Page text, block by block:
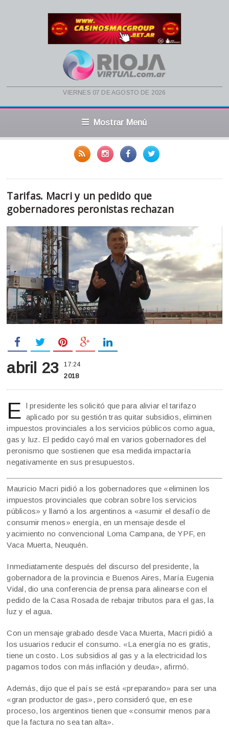
viernes 07 de agosto de 2026
Mostrar Menú
Tarifas. Macri y un pedido que
gobernadores peronistas rechazan
abril 23 17:24
2018
E l presidente les solicitó que para aliviar el tarifazo
aplicado por su gestión tras quitar subsidios, eliminen
impuestos provinciales a los servicios públicos como agua,
gas y luz. El pedido cayó mal en varios gobernadores del
peronismo que sostienen que esa medida impactaría
negativamente en sus presupuestos.
Mauricio Macri pidió a los gobernadores que «eliminen los
impuestos provinciales que cobran sobre los servicios
públicos» y llamó a los argentinos a «asumir el desafío de
consumir menos» energía, en un mensaje desde el
yacimiento no convencional Loma Campana, de YPF, en
Vaca Muerta, Neuquén.
Inmediatamente después del discurso del presidente, la
gobernadora de la provincia e Buenos Aires, María Eugenia
Vidal, dio una conferencia de prensa para alinearse con el
pedido de la Casa Rosada de rebajar tributos para el gas, la
luz y el agua.
Con un mensaje grabado desde Vaca Muerta, Macri pidió a
los usuarios reducir el consumo. «La energía no es gratis,
tiene un costo. Los subsidios al gas y a la electricidad los
pagamos todos con más inflación y deuda», afirmó.
Además, dijo que el país se está «preparando» para ser una
«gran productor de gas», pero consideró que, en ese
proceso, los argentinos tienen que «consumir menos para
que la factura no sea tan alta».